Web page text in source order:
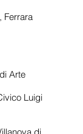
Ferrara
Arte
Luigi